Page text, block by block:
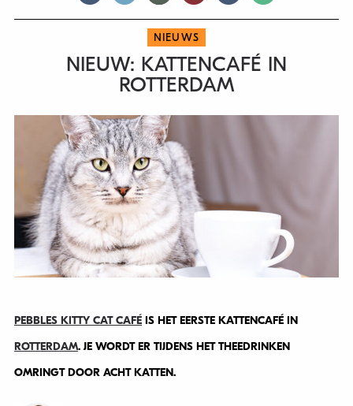
NIEUWS
NIEUW: KATTENCAFÉ IN
ROTTERDAM
PEBBLES KITTY CAT CAFÉIS HET EERSTE KATTENCAFÉ IN
ROTTERDAM. JE WORDT ER TIJDENS HET THEEDRINKEN
OMRINGT DOOR ACHT KATTEN.